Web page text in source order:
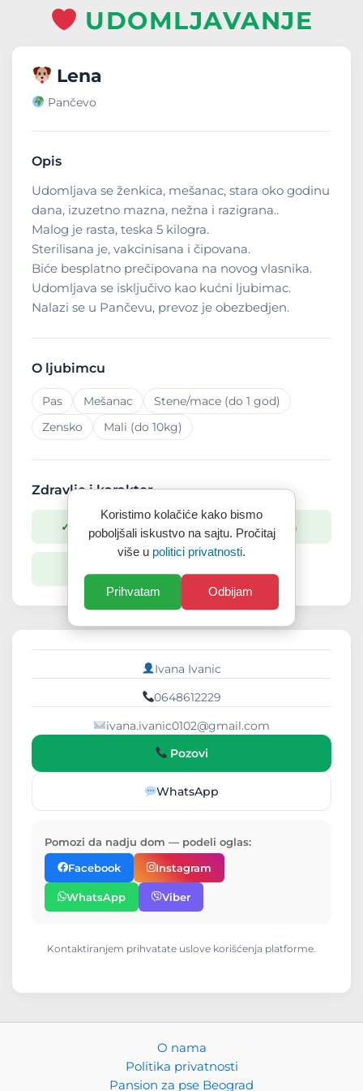
UDOMLJAVANJE
Lena
Pančevo
Opis
Udomljava se ženkica, mešanac, stara oko godinu
dana, izuzetno mazna, nežna i razigrana..
Malog je rasta, teska 5 kilogra.
Sterilisana je, vakcinisana i čipovana.
Biće besplatno prečipovana na novog vlasnika.
Udomljava se isključivo kao kućni ljubimac.
Nalazi se u Pančevu, prevoz je obezbedjen.
O ljubimcu
Pas Mešanac
Stene/mace (do 1 god)
Zensko
Mali (do 10kg)
Zdravlje i karakter
✓ Vakcinisan/a ✓ Sterilisan/a
Ivana Ivanic
0648612229
ivana.ivanic0102@gmail.com
Pozovi
WhatsApp
Pomozi da nadju dom — podeli oglas:
Facebook
Instagram
WhatsApp Viber
Kontaktiranjem prihvatate uslove korišćenja platforme.
O nama
Politika privatnosti
Pansion za pse Beograd
Koristimo kolačiće kako bismo
poboljšali iskustvo na sajtu. Pročitaj
više u politici privatnosti.
Prihvatam Odbijam